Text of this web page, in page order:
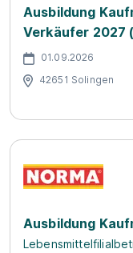
Ausbildung
Verkäufer 2027
01.09.2026
42651 Solingen
Ausbildung